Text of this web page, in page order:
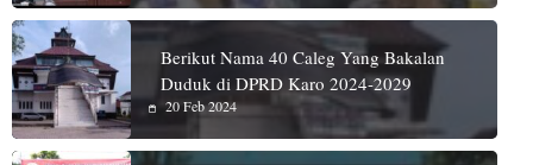
Berikut Nama 40 Caleg Yang Bakalan
Duduk di DPRD Karo 2024-2029
20 Feb 2024